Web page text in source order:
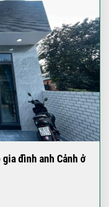
đình anh Cảnh ở